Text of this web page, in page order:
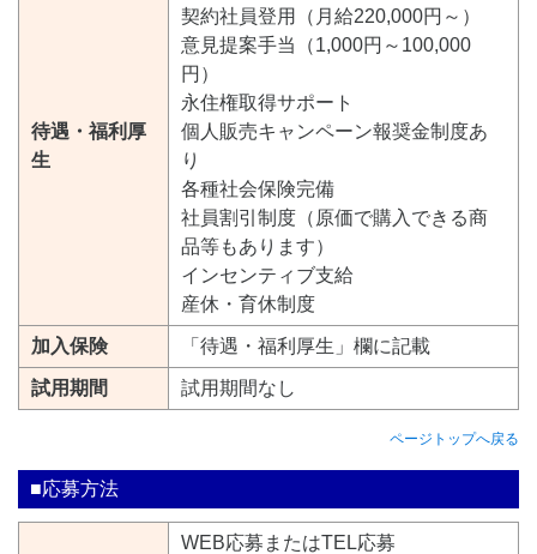
待遇・福利厚
生
契約社員登用（月給220,000円～）
意見提案手当（1,000円～100,000
円）
永住権取得サポート
個人販売キャンペーン報奨金制度あ
り
各種社会保険完備
社員割引制度（原価で購入できる商
品等もあります）
インセンティブ支給
産休・育休制度
加入保険 「待遇・福利厚生」欄に記載
試用期間 試用期間なし
ページトップへ戻る
■応募方法
WEB応募またはTEL応募